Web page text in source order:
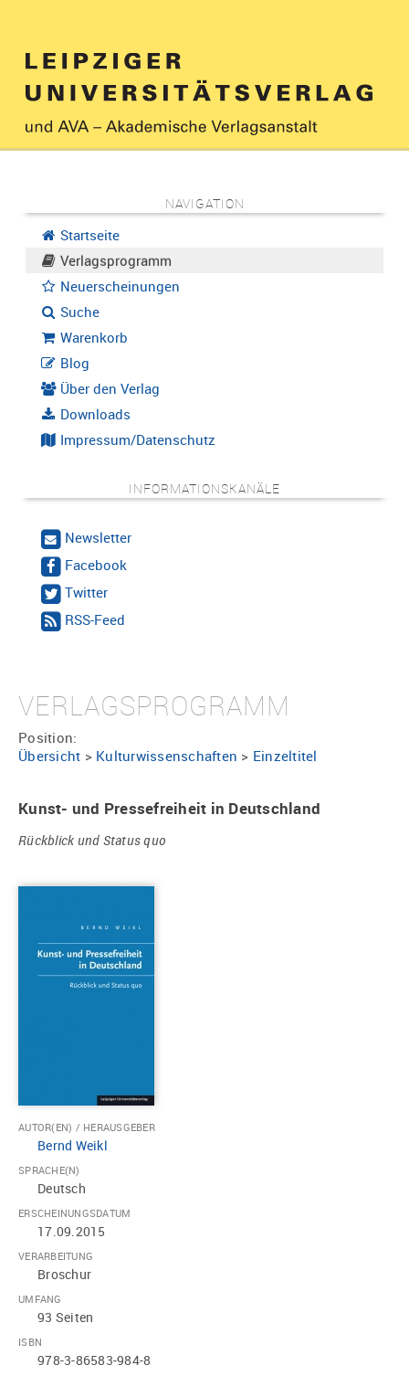
NAVIGATION
Startseite
Verlagsprogramm
Neuerscheinungen
Suche
Warenkorb
Blog
Über den Verlag
Downloads
Impressum/Datenschutz
INFORMATIONSKANÄLE
Newsletter
Facebook
Twitter
RSS-Feed
VERLAGSPROGRAMM
Position:
Übersicht > Kulturwissenschaften > Einzeltitel
Kunst- und Pressefreiheit in Deutschland
Rückblick und Status quo
AUTOR(EN) / HERAUSGEBER
Bernd Weikl
SPRACHE(N)
Deutsch
ERSCHEINUNGSDATUM
17.09.2015
VERARBEITUNG
Broschur
UMFANG
93 Seiten
ISBN
978-3-86583-984-8